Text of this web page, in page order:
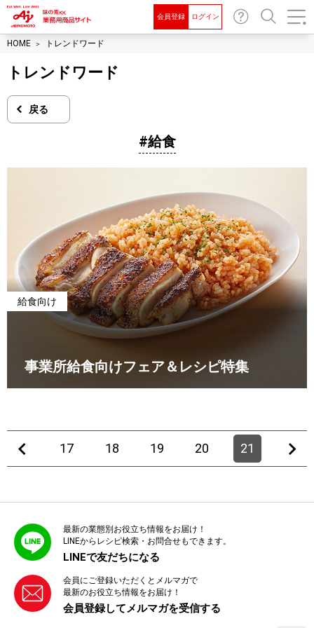
会員登録 ログイン
HOME トレンドワード
トレンドワード
戻る
#給食
給食向け
事業所給食向けフェア＆レシピ特集
17 18 19 20 21
最新の業態別お役立ち情報をお届け！
LINEからレシピ検索・お問合せもできます。
LINEで友だちになる
会員にご登録いただくとメルマガで
最新のお役立ち情報をお届け！
会員登録してメルマガを受信する